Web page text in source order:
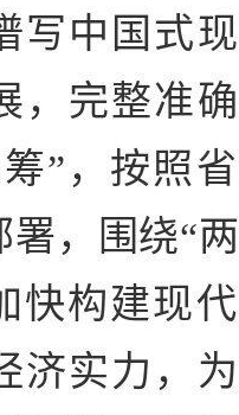
写中国式
，完整准
”，按照
，围绕“
快构建现
济实力，